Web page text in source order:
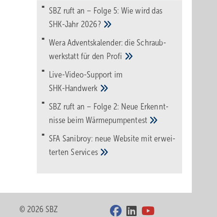
SBZ ruft an – Folge 5: Wie wird das
SHK-Jahr 2026?
Wera Adventskalender: die Schraub­
werk­statt für den Pro­fi
Live-Video-Support im
SHK-Handwerk
SBZ ruft an – Folge 2: Neue Erkennt­
nisse beimWärme­pumpen­test
SFA Sanibroy: neue Web­site mit erwei­
tertenServices
© 2026 SBZ